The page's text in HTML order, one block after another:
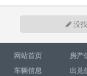
没
网站首页 房产
车辆信息
出兑